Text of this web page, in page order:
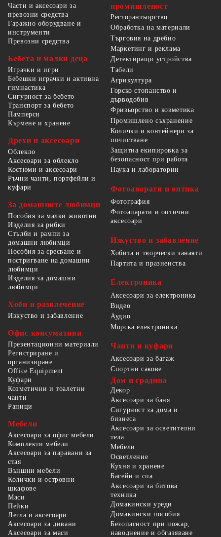
Части и аксесоари за
превозни средства
Гаражно оборудване и
инструменти
Превозни средства
Бебета и малки деца
Играчки и игри
Бебешки играчки и активна
гимнастика
Сигурност за бебето
Транспорт за бебето
Памперси
Кърмене и хранене
Дрехи и аксесоари
Облекло
Аксесоари за облекло
Костюми и аксесоари
Ръчни чанти, портфейли и
куфари
За домашните любимци
Пособия за малки животни
Изделия за рибки
Стълби и рампи за
домашни любимци
Пособия за сресване и
постригване на домашни
любимци
Изделия за домашни
любимци
Хоби и развлечение
Изкуство и забавление
Офис консумативи
Презентационни материали
Регистриране и
организиране
Office Equipment
промишленост
Ресторантьорство
Обработка на материали
Търговия на дребно
Маркетинг и реклама
Детектиращи устройства
Табели
Агрикултура
Горско стопанство и
дърводобив
Фризьорство и козметика
Промишлено съхранение
Колички и контейнери за
почистване
Защитна екипировка за
безопасност при работа
Наука и лаборатории
Фотоапарати и оптика
Фотография
Фотоапарати и оптични
аксесоари
Изкуство и забавление
Хобита и творчески занаяти
Партита и празненства
Електроника
Аксесоари за електроника
Видео
Аудио
Морска електроника
Чанти и куфари
Аксесоари за багаж
Спортни сакове
Куфари
Козметични и тоалетни
чанти
Раници
Мебели
Аксесоари за офис мебели
Комплекти мебели
Аксесоари за паравани за
стая
Външни мебели
Колички и островни
шкафове
Маси
Пейки
Легла и аксесоари
Аксесоари за дивани
Аксесоари за маси
Дом и градина
Декор
Аксесоари за баня
Сигурност за дома и
бизнеса
Аксесоари за осветителни
тела
Мебели
Осветление
Кухня и хранене
Басейн и спа
Аксесоари за битова
техника
Домакински уреди
Домакински пособия
Безопасност при пожар,
наводнение и обгазяване